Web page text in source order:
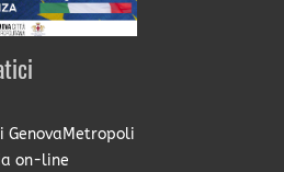
GenovaMetropoli
on-line